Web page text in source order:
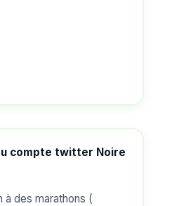
compte twitter Noire
à des marathons (